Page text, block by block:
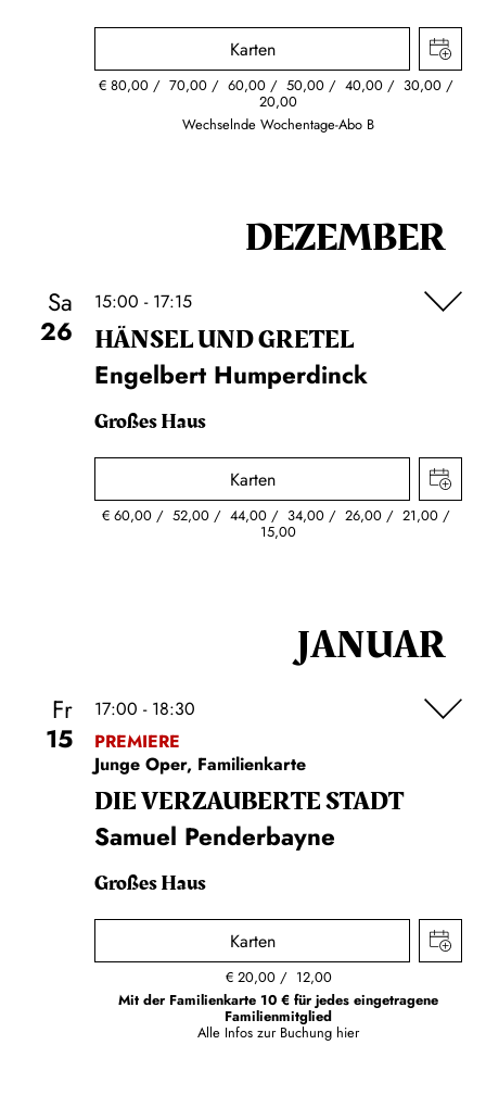
Karten
€80,00 70,00 60,00 50,00 40,00 30,00
20,00
Wechselnde Wochentage-Abo B
DEZEMBER
Sa
26
15:00 - 17:15
HÄNSEL UND GRETEL
Engelbert Humperdinck
Großes Haus
Karten
€60,00 52,00 44,00 34,00 26,00 21,00
15,00
JANUAR
Fr
15
17:00 - 18:30
PREMIERE
Junge Oper, Familienkarte
DIE VERZAUBERTE STADT
Samuel Penderbayne
Großes Haus
Karten
€ 20,00
12,00
Mit der Familienkarte 10 € für jedes eingetragene
Familienmitglied
Alle Infos zur Buchung hier